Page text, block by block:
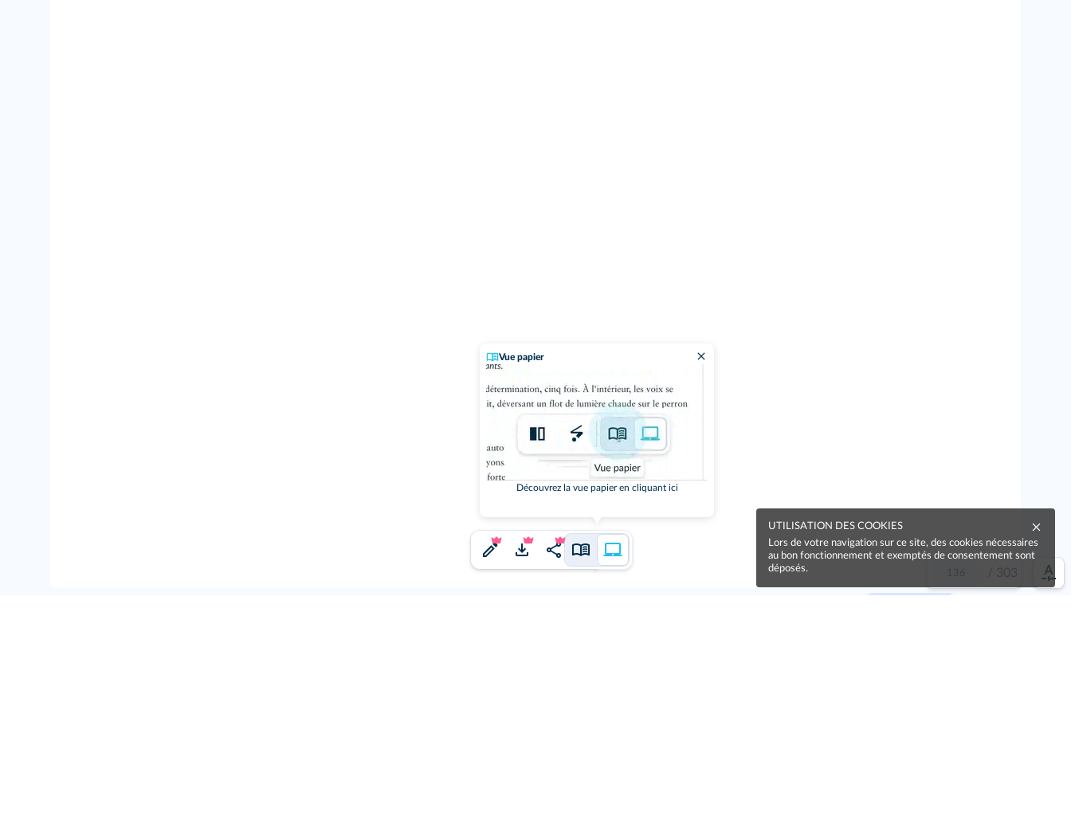
/ 303
Vue papier
Découvrez la vue papier en cliquant ici
UTILISATION DES COOKIES
Lors de votre navigation sur ce site, des cookies nécessaires
au bon fonctionnement et exemptés de consentement sont
déposés.